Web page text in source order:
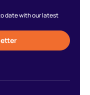
date with our latest